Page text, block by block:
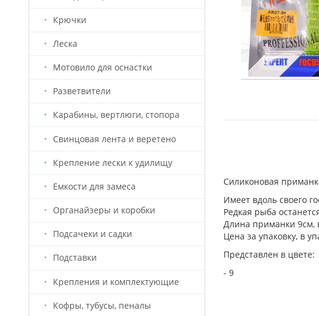
Крючки
Леска
Мотовило для оснастки
Разветвители
Карабины, вертлюги, стопора
Свинцовая лента и веретено
Крепление лески к удилищу
Емкости для замеса
Органайзеры и коробки
Подсачеки и садки
Подставки
Крепления и комплектующие
Кофры, тубусы, пеналы
Силиконовая
Имеет вдоль своего
Редкая рыба
Длина приманки 9см,
Цена за упаковку, в
Представлен в цвете:
- 9